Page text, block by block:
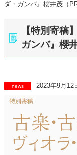
ダ・ガンバ』櫻井茂（
【特別寄稿
ガンバ』櫻
news 2023年9月12